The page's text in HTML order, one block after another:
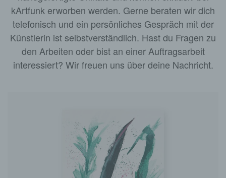
kArtfunk erworben werden. Gerne beraten wir dich
telefonisch und ein persönliches Gespräch mit der
Künstlerin ist selbstverständlich. Hast du Fragen zu
den Arbeiten oder bist an einer Auftragsarbeit
interessiert? Wir freuen uns über deine Nachricht.